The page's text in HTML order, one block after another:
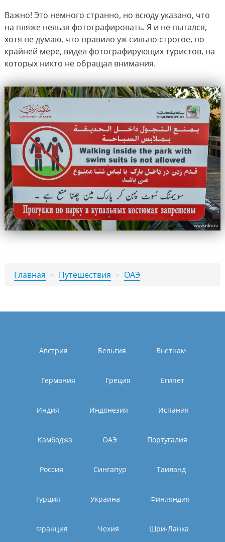
Важно! Это немного странно, но всюду указано, что
на пляже нельзя фотографировать. Я и не пытался,
хотя не думаю, что правило уж сильно строгое, по
крайней мере, видел фотографирующих туристов, на
которых никто не обращал внимания.
Главная » Путешествия » ОАЭ
Австрия Бельгия Вьетнам
Германия Греция Египет
Индия Индонезия Испания
Камбоджа ОАЭ Португалия
Россия Сингапур Таиланд
Турция Украина Финляндия
Франция Чехия Шри-Ланка